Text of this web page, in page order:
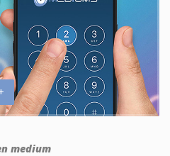
medium